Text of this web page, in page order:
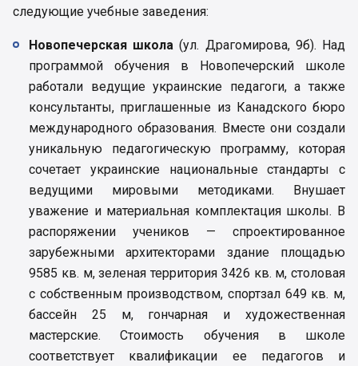
следующие учебные заведения:
Новопечерская школа (ул. Драгомирова, 9б). Над
программой обучения в Новопечерский школе
работали ведущие украинские педагоги, а также
консультанты, приглашенные из Канадского бюро
международного образования. Вместе они создали
уникальную педагогическую программу, которая
сочетает украинские национальные стандарты с
ведущими мировыми методиками. Внушает
уважение и материальная комплектация школы. В
распоряжении учеников — спроектированное
зарубежными архитекторами здание площадью
9585 кв. м, зеленая территория 3426 кв. м, столовая
с собственным производством, спортзал 649 кв. м,
бассейн 25 м, гончарная и художественная
мастерские. Стоимость обучения в школе
соответствует квалификации ее педагогов и